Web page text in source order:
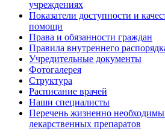
учреждениях
Показатели доступности и
помощи
Права и обязанности граждан
Правила внутреннего
Учредительные документы
Фотогалерея
Структура
Расписание врачей
Наши специалисты
Перечень жизненно
лекарственных препаратов